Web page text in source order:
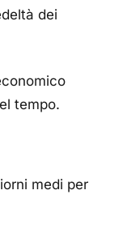
dei
tempo.
medi per